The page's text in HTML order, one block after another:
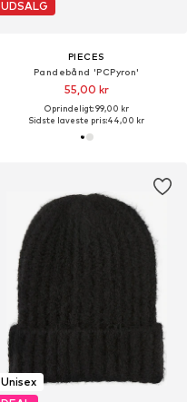
UDSALG
PIECES
Pandebånd 'PCPyron'
55,00 kr
Oprindeligt: 99,00 kr
Sidste laveste pris:44,00 kr
Unisex